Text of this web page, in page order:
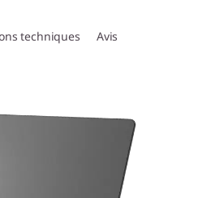
techniques Avis